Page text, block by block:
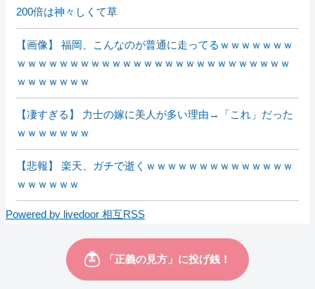
200倍は神々しくて草
【画像】 福岡、こんなのが普通に走ってるｗｗｗｗｗｗｗ
ｗｗｗｗｗｗｗｗｗｗｗｗｗｗｗｗｗｗｗｗｗｗｗｗｗｗ
ｗｗｗｗｗｗｗ
【凄すぎる】 力士の嫁に美人が多い理由→「これ」だった
ｗｗｗｗｗｗｗ
【悲報】 楽天、ガチで逝くｗｗｗｗｗｗｗｗｗｗｗｗｗｗ
ｗｗｗｗｗｗ
Powered by livedoor 相互RSS